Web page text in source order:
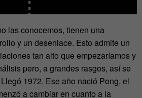
las conocemos, tienen una
y un desenlace. Esto admite un
tan alto que empezaríamos y
pero, a grandes rasgos, así se
1972. Ese año nació Pong, el
a cambiar en cuanto a la